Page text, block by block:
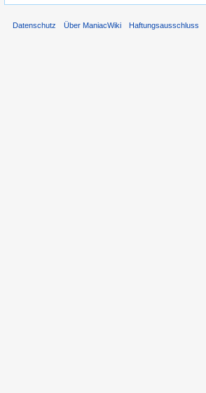
Datenschutz Über ManiacWiki Haftungsausschluss